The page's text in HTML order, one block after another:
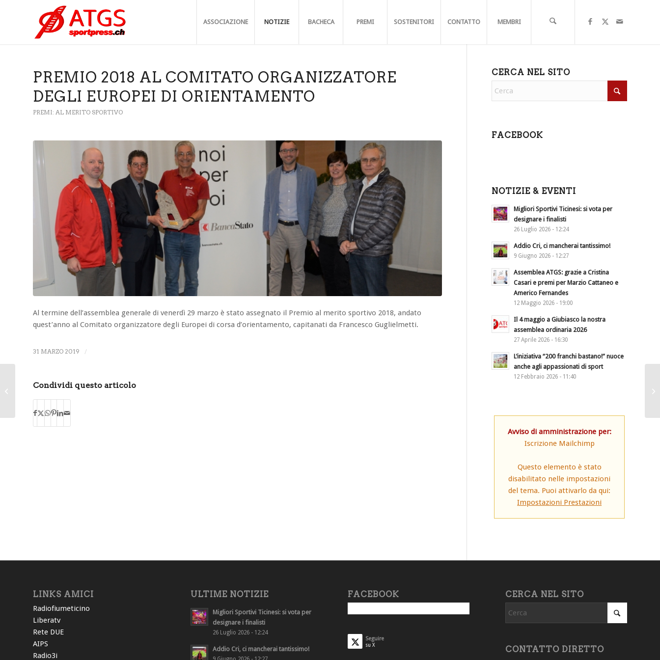
ASSOCIAZIONE NOTIZIE BACHECA PREMI SOSTENITORI CONTATTO MEMBRI
PREMIO 2018 AL COMITATO ORGANIZZATORE
DEGLI EUROPEI DI ORIENTAMENTO
PREMI: AL MERITO SPORTIVO
Al termine dell’assemblea generale di venerdì 29 marzo è stato assegnato il Premio al merito sportivo 2018, andato
quest’anno al Comitato organizzatore degli Europei di corsa d’orientamento, capitanati da Francesco Guglielmetti.
31 MARZO 2019 /
Condividi questo articolo
CERCA NEL SITO
FACEBOOK
NOTIZIE & EVENTI
Migliori Sportivi Ticinesi: si vota per
designare i finalisti
26 Luglio 2026 - 12:24
Addio Cri, ci mancherai tantissimo!
9 Giugno 2026 - 12:27
Assemblea ATGS: grazie a Cristina
Casari e premi per Marzio Cattaneo e
Americo Fernandes
12 Maggio 2026 - 19:00
Il 4 maggio a Giubiasco la nostra
assemblea ordinaria 2026
27 Aprile 2026 - 16:30
L’iniziativa “200 franchi bastano!” nuoce
anche agli appassionati di sport
12 Febbraio 2026 - 11:40
Avviso di amministrazione per:
Iscrizione Mailchimp
Questo elemento è stato
disabilitato nelle impostazioni
del tema. Puoi attivarlo da qui:
Impostazioni Prestazioni
LINKS AMICI
Radiofiumeticino
Liberatv
Rete DUE
AIPS
Radio3i
ULTIME NOTIZIE
Migliori Sportivi Ticinesi: si vota per
designare i finalisti
26 Luglio 2026 - 12:24
Addio Cri, ci mancherai tantissimo!
FACEBOOK
Seguire
su X
CERCA NEL SITO
CONTATTO DIRETTO
Assemblea 2019: ATGS
assegnerà un nuovo
trofeo